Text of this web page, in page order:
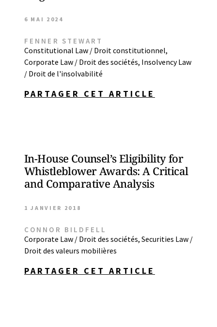
6 MAI 2024
FENNER STEWART
Constitutional Law / Droit constitutionnel,
Corporate Law / Droit des sociétés, Insolvency Law
/ Droit de l'insolvabilité
PARTAGER CET ARTICLE
In-House Counsel’s Eligibility for
Whistleblower Awards: A Critical
and Comparative Analysis
1 JANVIER 2018
CONNOR BILDFELL
Corporate Law / Droit des sociétés, Securities Law /
Droit des valeurs mobilières
PARTAGER CET ARTICLE